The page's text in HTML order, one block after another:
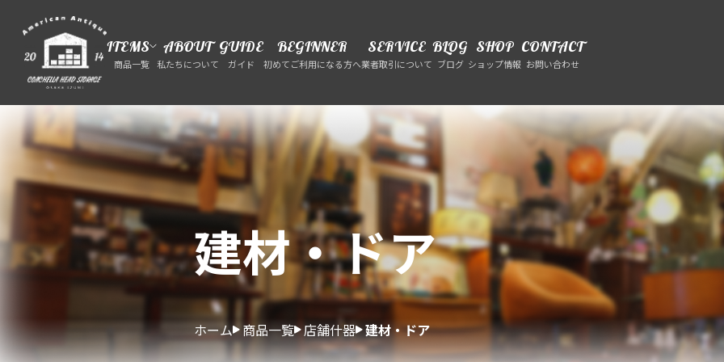
ITEMS
商品一覧
ABOUT
私たちについて
GUIDE
ガイド
BEGINNER
初めてご利用になる方へ
SERVICE
業者取引について
BLOG
ブログ
SHOP
ショップ情報
CONTACT
お問い合わせ
建材・ドア
ホーム 商品一覧 店舗什器 建材・ドア